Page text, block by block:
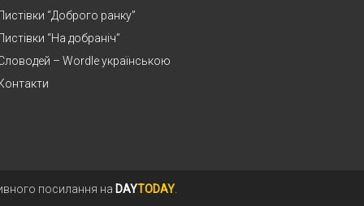
“Доброго ранку”
“На добраніч”
– Wordle українською
посилання на DAYTODAY